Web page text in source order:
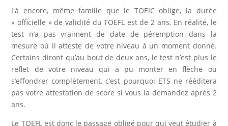
Là encore, même famille que le TOEIC oblige, la durée
« officielle » de validité du TOEFL est de 2 ans. En réalité, le
test n’a pas vraiment de date de péremption dans la
mesure où il atteste de votre niveau à un moment donné.
Certains diront qu’au bout de deux ans, le test n’est plus le
reflet de votre niveau qui a pu monter en flèche ou
s’effondrer complètement, c’est pourquoi ETS ne rééditera
pas votre attestation de score si vous la demandez après 2
ans.
Le TOEFL est donc le passage obligé pour qui veut étudier à